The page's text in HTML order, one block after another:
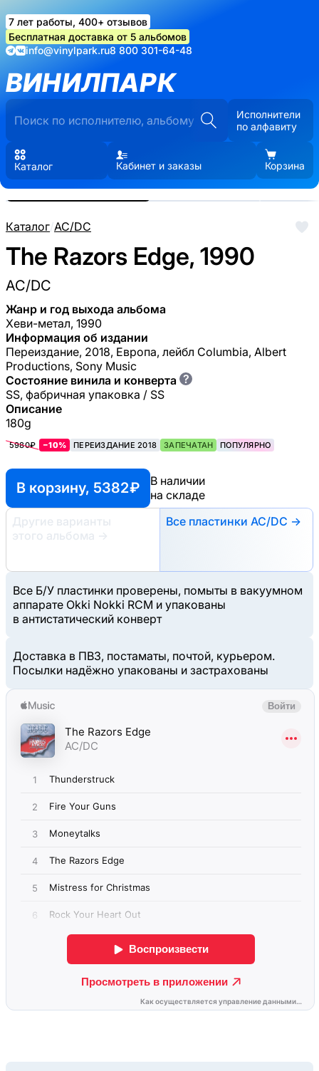
7 лет работы, 400+ отзывов
Бесплатная доставка от 5 альбомов
info@vinylpark.ru8 800 301-64-48
ВИНИЛПАРК
Исполнители
по алфавиту
Каталог Кабинет и заказы Корзина
Каталог/AC/DC
The Razors Edge, 1990
AC/DC
Жанр и год выхода альбома
Хеви-метал, 1990
Информация об издании
Переиздание, 2018, Европа, лейбл Columbia, Albert
Productions, Sony Music
Состояние винила и конверта ?
SS, фабричная упаковка / SS
Описание
180g
5980₽ −10% ПЕРЕИЗДАНИЕ 2018 ЗАПЕЧАТАН ПОПУЛЯРНО
В корзину, 5382 ₽
В наличии
на складе
Другие варианты
этого альбома
→
Все пластинки AC/DC →
Все Б/У пластинки проверены, помыты в вакуумном
аппарате Okki Nokki RCM и упакованы
в антистатический конверт
Доставка в ПВЗ, постаматы, почтой, курьером.
Посылки надёжно упакованы и застрахованы
Реальные фото пластинки.
Нажмите, чтобы увеличить